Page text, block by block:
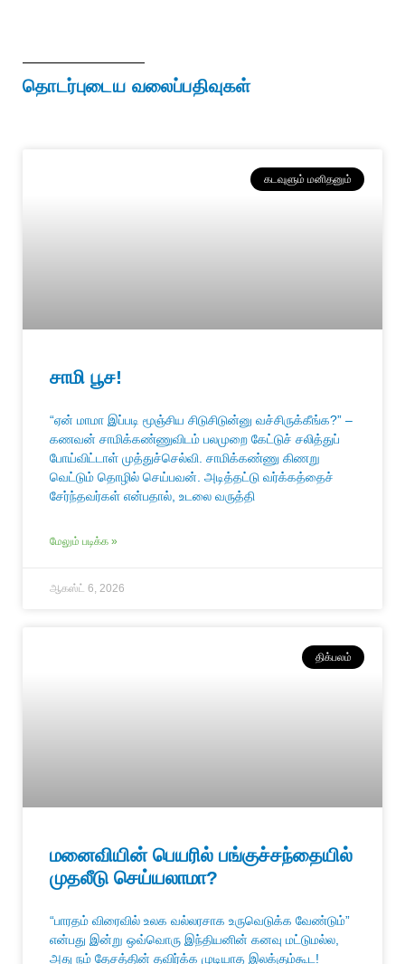
தொடர்புடைய வலைப்பதிவுகள்
கடவுளும் மனிதனும்
சாமி பூச!
“ஏன் மாமா இப்படி மூஞ்சிய சிடுசிடுன்னு வச்சிருக்கீங்க?” –
கணவன் சாமிக்கண்ணுவிடம் பலமுறை கேட்டுச் சலித்துப்
போய்விட்டாள் முத்துச்செல்வி. சாமிக்கண்ணு கிணறு
வெட்டும் தொழில் செய்பவன். அடித்தட்டு வர்க்கத்தைச்
சேர்ந்தவர்கள் என்பதால், உடலை வருத்தி
மேலும் படிக்க »
ஆகஸ்ட் 6, 2026
திக்பலம்
மனைவியின் பெயரில் பங்குச்சந்தையில்
முதலீடு செய்யலாமா?
“பாரதம் விரைவில் உலக வல்லரசாக உருவெடுக்க வேண்டும்”
என்பது இன்று ஒவ்வொரு இந்தியனின் கனவு மட்டுமல்ல,
அது நம் தேசத்தின் தவிர்க்க முடியாத இலக்கும்கூட!